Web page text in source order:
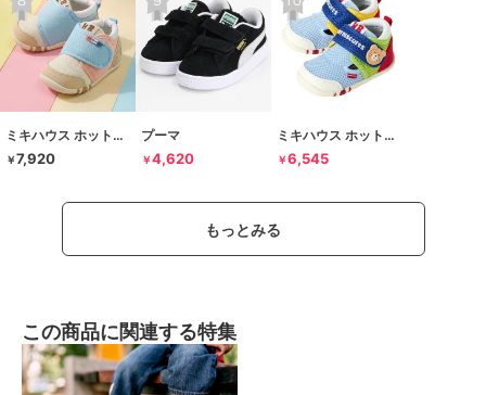
ミキハウス ホットビスケッツ
￥7,920
プーマ
￥4,620
ミキハウス ホットビスケッツ
￥6,545
もっとみる
この商品に関連する特集